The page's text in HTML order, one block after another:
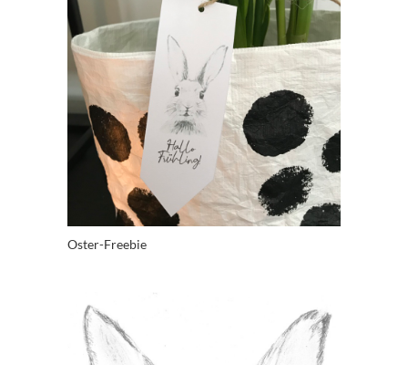
Oster-Freebie